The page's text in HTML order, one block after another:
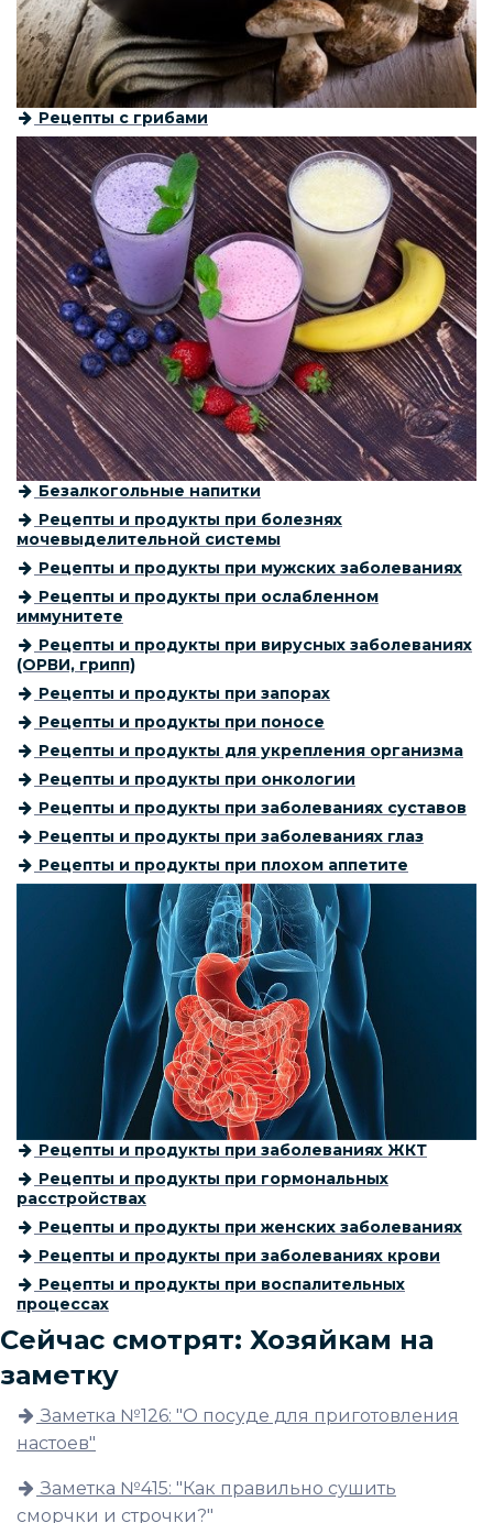
Рецепты с грибами
Безалкогольные напитки
Рецепты и продукты при болезнях
мочевыделительной системы
Рецепты и продукты при мужских заболеваниях
Рецепты и продукты при ослабленном
иммунитете
Рецепты и продукты при вирусных заболеваниях
(ОРВИ, грипп)
Рецепты и продукты при запорах
Рецепты и продукты при поносе
Рецепты и продукты для укрепления организма
Рецепты и продукты при онкологии
Рецепты и продукты при заболеваниях суставов
Рецепты и продукты при заболеваниях глаз
Рецепты и продукты при плохом аппетите
Рецепты и продукты при заболеваниях ЖКТ
Рецепты и продукты при гормональных
расстройствах
Рецепты и продукты при женских заболеваниях
Рецепты и продукты при заболеваниях крови
Рецепты и продукты при воспалительных
процессах
Сейчас смотрят: Хозяйкам на
заметку
Заметка №126: "О посуде для приготовления
настоев"
Заметка №415: "Как правильно сушить
сморчки и строчки?"